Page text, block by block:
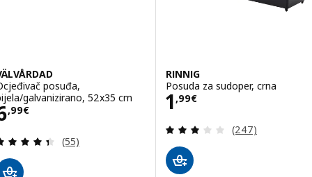
posuđa,
galvanizirano, 52x35 cm
,99€ 6,99€
Revizija: 4.4 od 5 zvjezdica. Ukupno recenzija:
(55)
RINNIG
Posuda za sudoper, crna
1 ,99€
Cijena 1,99€
Revizija: 2.9
(247)